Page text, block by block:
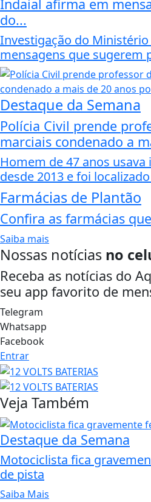
Indaial afirma em
do...
Investigação do
mensagens que sugerem
Destaque da Semana
Polícia Civil prende
marciais condenado a
Homem de 47 anos
desde 2013 e foi
Farmácias de Plantão
Confira as farmácias
Saiba mais
Nossas notícias no
Receba as notícias do
seu app favorito de
Telegram
Whatsapp
Facebook
Entrar
Veja Também
Destaque da Semana
Motociclista fica
de pista
Saiba Mais